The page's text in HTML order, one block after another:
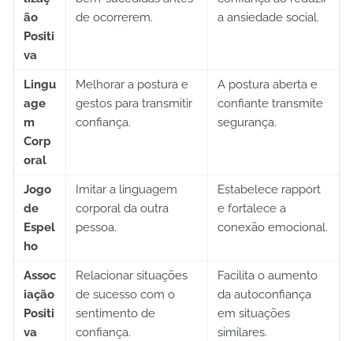
ão
Positi
va
de ocorrerem.
a ansiedade social.
Lingu
age
m
Corp
oral
Melhorar a postura e
gestos para transmitir
confiança.
A postura aberta e
confiante transmite
segurança.
Jogo
de
Espel
ho
Imitar a linguagem
corporal da outra
pessoa.
Estabelece rapport
e fortalece a
conexão emocional.
Assoc
iação
Positi
va
Relacionar situações
de sucesso com o
sentimento de
confiança.
Facilita o aumento
da autoconfiança
em situações
similares.